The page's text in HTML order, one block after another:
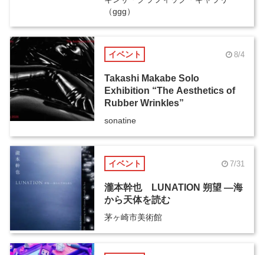
（ggg）
イベント 8/4
Takashi Makabe Solo
Exhibition “The Aesthetics of
Rubber Wrinkles”
sonatine
イベント 7/31
瀧本幹也 LUNATION 朔望 ―海
から天体を読む
茅ヶ崎市美術館